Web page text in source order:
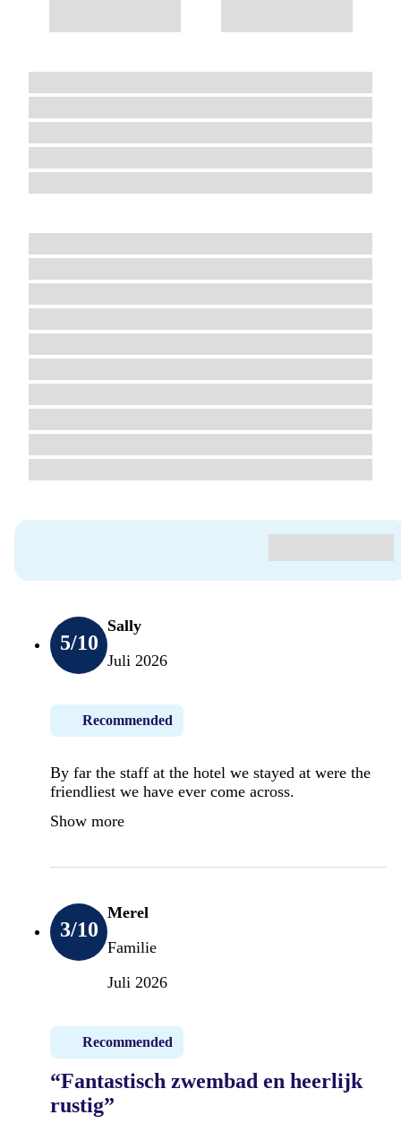
5/10
Sally
Juli 2026
Recommended
By far the staff at the hotel we stayed at were the
friendliest we have ever come across.
Show more
3/10
Merel
Familie
Juli 2026
Recommended
“Fantastisch zwembad en heerlijk
rustig”